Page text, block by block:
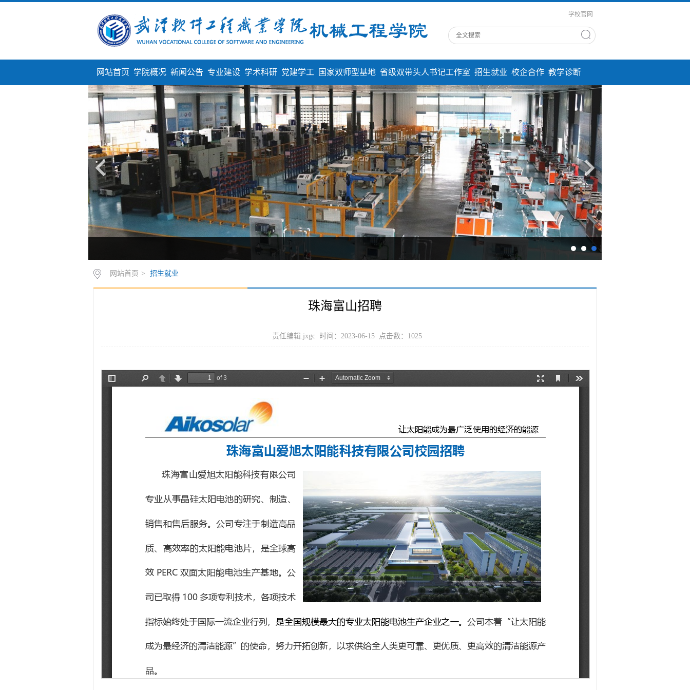
学校官网
网站首页 学院概况 新闻公告 专业建设 学术科研 党建学工 国家双师型基地 省级双带头人书记工作室 招生就业 校企合作 教学诊断
网站首页 > 招生就业
珠海富山招聘
责任编辑:jxgc 时间：2023-06-15 点击数： 1025